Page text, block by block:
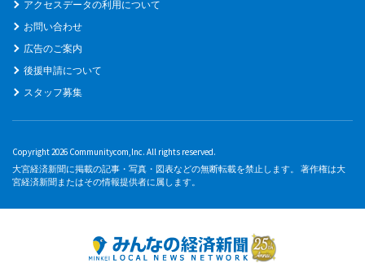
アクセスデータの利用について
お問い合わせ
広告のご案内
後援申請について
スタッフ募集
Copyright 2026 Communitycom,Inc. All rights reserved.
大宮経済新聞に掲載の記事・写真・図表などの無断転載を禁止します。 著作権は大
宮経済新聞またはその情報提供者に属します。